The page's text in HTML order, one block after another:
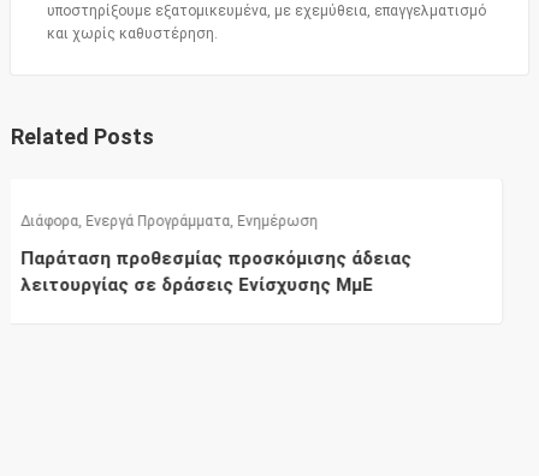
υποστηρίξουμε εξατομικευμένα, με εχεμύθεια, επαγγελματισμό
και χωρίς καθυστέρηση.
Related Posts
,Ενημέρωση
προσκόμισης άδειας
Ενίσχυσης ΜμΕ
Επανεκκίνηση
Κίνησης σε